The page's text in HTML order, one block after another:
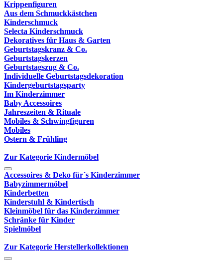
Krippenfiguren
Aus dem Schmuckkästchen
Kinderschmuck
Selecta Kinderschmuck
Dekoratives für Haus & Garten
Geburtstagskranz & Co.
Geburtstagskerzen
Geburtstagszug & Co.
Individuelle Geburtstagsdekoration
Kindergeburtstagsparty
Im Kinderzimmer
Baby Accessoires
Jahreszeiten & Rituale
Mobiles & Schwingfiguren
Mobiles
Ostern & Frühling
Zur Kategorie Kindermöbel
Accessoires & Deko für´s Kinderzimmer
Babyzimmermöbel
Kinderbetten
Kinderstuhl & Kindertisch
Kleinmöbel für das Kinderzimmer
Schränke für Kinder
Spielmöbel
Zur Kategorie Herstellerkollektionen